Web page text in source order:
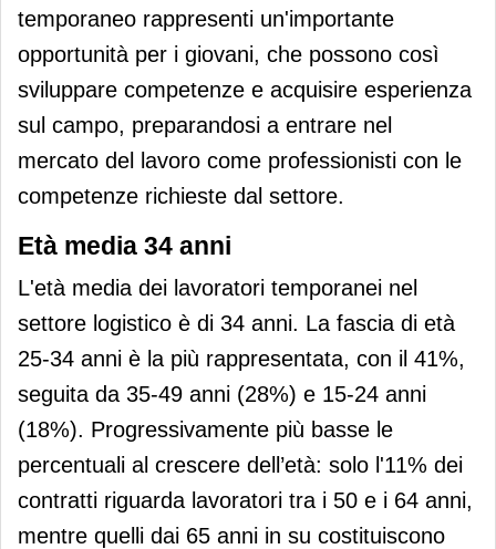
temporaneo rappresenti un'importante
opportunità per i giovani, che possono così
sviluppare competenze e acquisire esperienza
sul campo, preparandosi a entrare nel
mercato del lavoro come professionisti con le
competenze richieste dal settore.
Età media 34 anni
L'età media dei lavoratori temporanei nel
settore logistico è di 34 anni. La fascia di età
25-34 anni è la più rappresentata, con il 41%,
seguita da 35-49 anni (28%) e 15-24 anni
(18%). Progressivamente più basse le
percentuali al crescere dell’età: solo l'11% dei
contratti riguarda lavoratori tra i 50 e i 64 anni,
mentre quelli dai 65 anni in su costituiscono